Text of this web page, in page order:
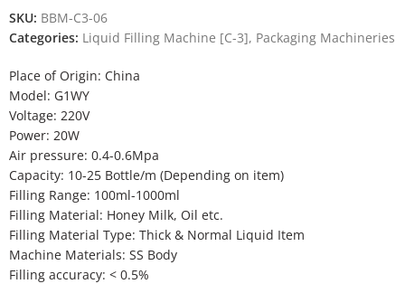
SKU: BBM-C3-06
Categories: Liquid Filling Machine [C-3], Packaging Machineries
Place of Origin: China
Model: G1WY
Voltage: 220V
Power: 20W
Air pressure: 0.4-0.6Mpa
Capacity: 10-25 Bottle/m (Depending on item)
Filling Range: 100ml-1000ml
Filling Material: Honey Milk, Oil etc.
Filling Material Type: Thick & Normal Liquid Item
Machine Materials: SS Body
Filling accuracy: < 0.5%